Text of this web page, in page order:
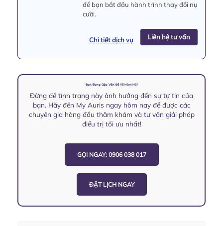
để bạn bắt đầu hành trình thay đổi nụ
cười.
Chi tiết dịch vụ Liên hệ tư vấn
Bạn Đang Gặp Vấn Đề Về Hàm Hô?
Đừng để tình trạng này ảnh hưởng đến sự tự tin của
bạn. Hãy đến My Auris ngay hôm nay để được các
chuyên gia hàng đầu thăm khám và tư vấn giải pháp
điều trị tối ưu nhất!
GỌI NGAY: 0906 038 017
ĐẶT LỊCH NGAY